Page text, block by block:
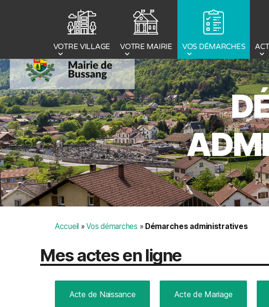
VOTRE VILLAGE VOTRE MAIRIE VOS DÉMARCHES
Accueil »Vos démarches » Démarches administratives
Mes actes en ligne
Acte de Naissance Acte de Mariage